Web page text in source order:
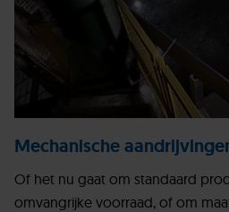
Mechanische
Of het nu gaat om standaard
omvangrijke voorraad, of om